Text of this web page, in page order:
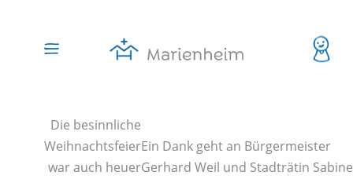
Die besinnliche
Weihnachtsfeier
war auch heuer
Ein Dank geht an Bürgermeister
Gerhard Weil und Stadträtin Sabine